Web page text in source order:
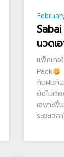
นวดเ
แพ็กเกจ
Pack
กันฝนกั
ยังไม่ต้
เฉพาะพื้
ระยะเว